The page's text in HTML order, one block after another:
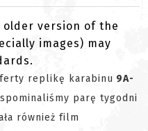
older version of the
images) may
replikę karabinu 9A-
parę tygodni
również film